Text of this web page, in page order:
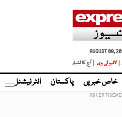
AUGUST 08,
لائیو ٹی وی | آج کا اخبار
خاص خبریں پاکستان انٹر نیشنل